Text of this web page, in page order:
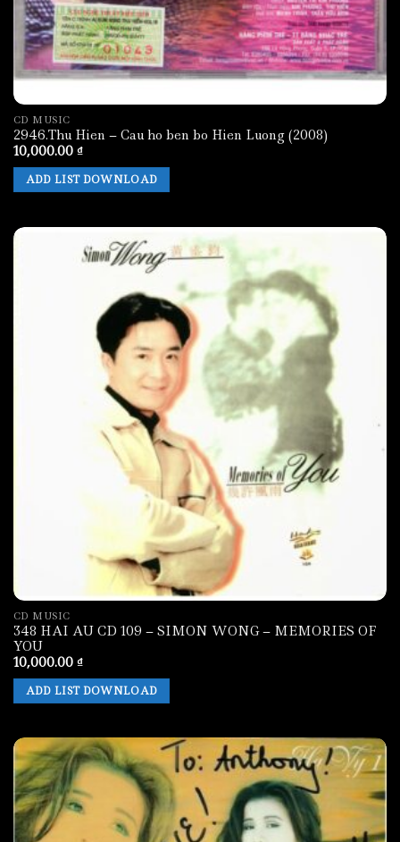
CD MUSIC
2946.Thu Hien – Cau ho ben bo Hien Luong (2008)
10,000.00 ₫
ADD LIST DOWNLOAD
CD MUSIC
348 HAI AU CD 109 – SIMON WONG – MEMORIES OF
YOU
10,000.00 ₫
ADD LIST DOWNLOAD